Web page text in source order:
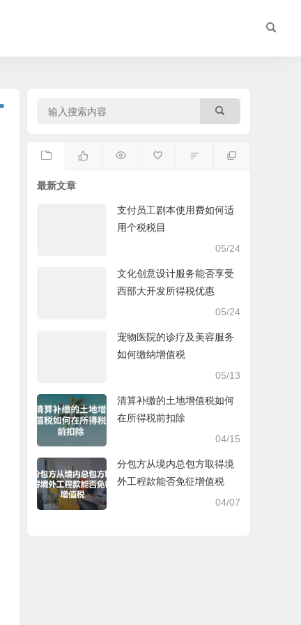
最新文章
支付员工剧本使用费如何适
用个税税目
05/24
文化创意设计服务能否享受
西部大开发所得税优惠
05/24
宠物医院的诊疗及美容服务
如何缴纳增值税
05/13
清算补缴的土地增值税如何
在所得税前扣除
04/15
分包方从境内总包方取得境
外工程款能否免征增值税
04/07